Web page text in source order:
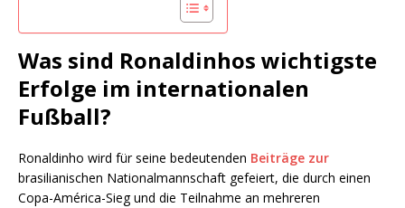
Was sind Ronaldinhos wichtigste
Erfolge im internationalen
Fußball?
Ronaldinho wird für seine bedeutenden Beiträge zur
brasilianischen Nationalmannschaft gefeiert, die durch einen
Copa-América-Sieg und die Teilnahme an mehreren